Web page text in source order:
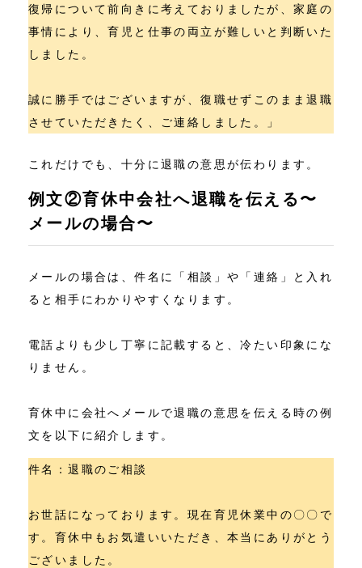
復帰について前向きに考えておりましたが、家庭の
事情により、育児と仕事の両立が難しいと判断いた
しました。
誠に勝手ではございますが、復職せずこのまま退職
させていただきたく、ご連絡しました。」
これだけでも、十分に退職の意思が伝わります。
例文②育休中会社へ退職を伝える〜
メールの場合〜
メールの場合は、件名に「相談」や「連絡」と入れ
ると相手にわかりやすくなります。
電話よりも少し丁寧に記載すると、冷たい印象にな
りません。
育休中に会社へメールで退職の意思を伝える時の例
文を以下に紹介します。
件名：退職のご相談
お世話になっております。現在育児休業中の〇〇で
す。育休中もお気遣いいただき、本当にありがとう
ございました。